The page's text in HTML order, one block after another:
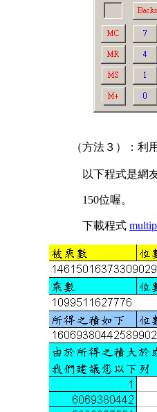
（方法３）：利
以下程式是網
150位喔。
下載程式